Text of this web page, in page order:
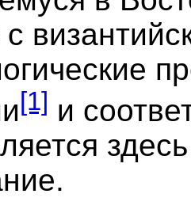
с
[1] и